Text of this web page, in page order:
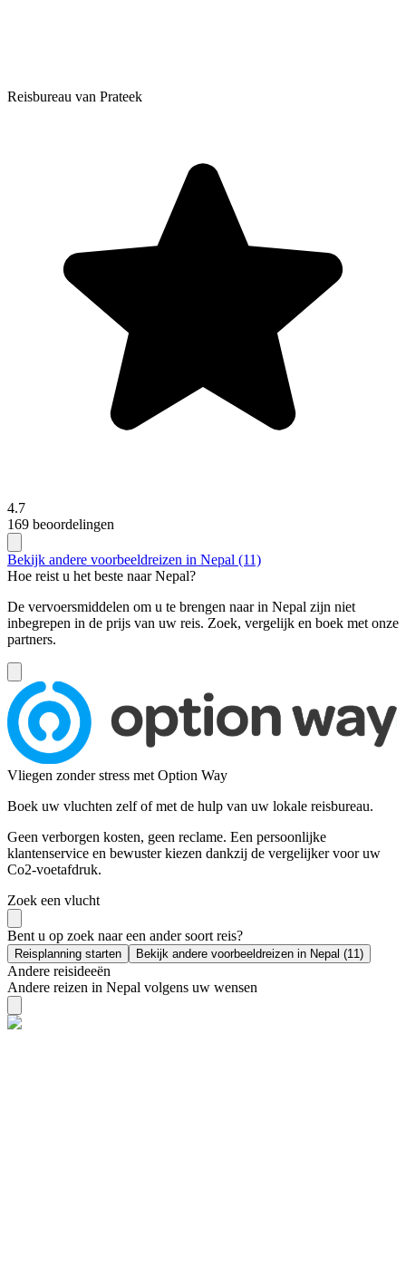
Reisbureau van Prateek
4.7
169 beoordelingen
Bekijk andere voorbeeldreizen in Nepal (11)
Hoe reist u het beste naar Nepal?
De vervoersmiddelen om u te brengen naar in Nepal zijn niet
inbegrepen in de prijs van uw reis. Zoek, vergelijk en boek met onze
partners.
Vliegen zonder stress met Option Way
Boek uw vluchten zelf of met de hulp van uw lokale reisbureau.
Geen verborgen kosten, geen reclame. Een persoonlijke
klantenservice en bewuster kiezen dankzij de vergelijker voor uw
Co2-voetafdruk.
Zoek een vlucht
Bent u op zoek naar een ander soort reis?
Reisplanning starten Bekijk andere voorbeeldreizen in Nepal (11)
Andere reisideeën
Andere reizen in Nepal volgens uw wensen